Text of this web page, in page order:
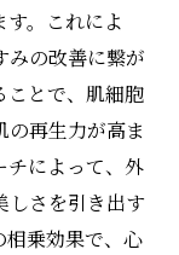
。これによ
みの改善に繋が
ことで、肌細胞
の再生力が高ま
チによって、外
しさを引き出す
相乗効果で、心